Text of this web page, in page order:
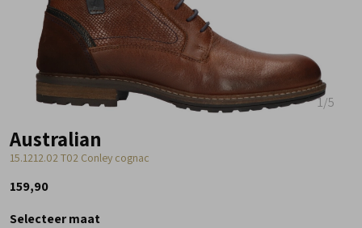
1/5
Australian
15.1212.02 T02 Conley cognac
159,90
Selecteer maat